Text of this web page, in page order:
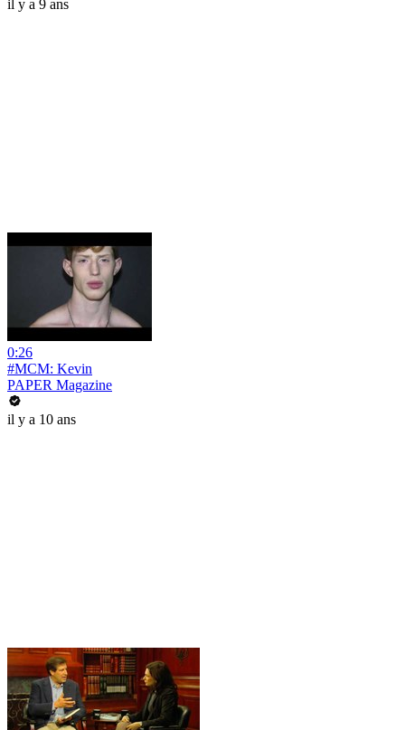
il y a 9 ans
0:26
#MCM: Kevin
PAPER Magazine
il y a 10 ans